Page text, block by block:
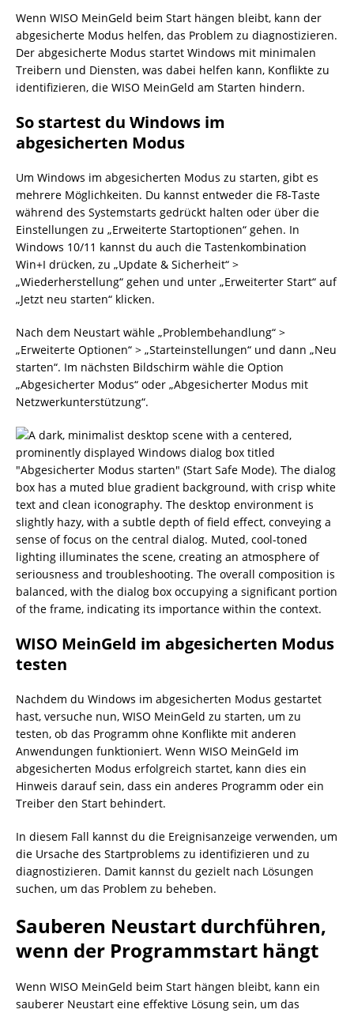
Wenn WISO MeinGeld beim Start hängen bleibt, kann der
abgesicherte Modus helfen, das Problem zu diagnostizieren.
Der abgesicherte Modus startet Windows mit minimalen
Treibern und Diensten, was dabei helfen kann, Konflikte zu
identifizieren, die WISO MeinGeld am Starten hindern.
So startest du Windows im
abgesicherten Modus
Um Windows im abgesicherten Modus zu starten, gibt es
mehrere Möglichkeiten. Du kannst entweder die F8-Taste
während des Systemstarts gedrückt halten oder über die
Einstellungen zu „Erweiterte Startoptionen“ gehen. In
Windows 10/11 kannst du auch die Tastenkombination
Win+I drücken, zu „Update & Sicherheit“ >
„Wiederherstellung“ gehen und unter „Erweiterter Start“ auf
„Jetzt neu starten“ klicken.
Nach dem Neustart wähle „Problembehandlung“ >
„Erweiterte Optionen“ > „Starteinstellungen“ und dann „Neu
starten“. Im nächsten Bildschirm wähle die Option
„Abgesicherter Modus“ oder „Abgesicherter Modus mit
Netzwerkunterstützung“.
WISO MeinGeld im abgesicherten Modus
testen
Nachdem du Windows im abgesicherten Modus gestartet
hast, versuche nun, WISO MeinGeld zu starten, um zu
testen, ob das Programm ohne Konflikte mit anderen
Anwendungen funktioniert. Wenn WISO MeinGeld im
abgesicherten Modus erfolgreich startet, kann dies ein
Hinweis darauf sein, dass ein anderes Programm oder ein
Treiber den Start behindert.
In diesem Fall kannst du die Ereignisanzeige verwenden, um
die Ursache des Startproblems zu identifizieren und zu
diagnostizieren. Damit kannst du gezielt nach Lösungen
suchen, um das Problem zu beheben.
Sauberen Neustart durchführen,
wenn der Programmstart hängt
Wenn WISO MeinGeld beim Start hängen bleibt, kann ein
sauberer Neustart eine effektive Lösung sein, um das